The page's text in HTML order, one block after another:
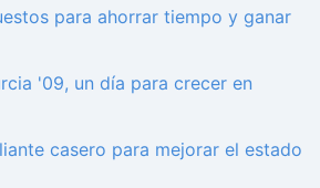
para ahorrar tiempo y ganar
'09, un día para crecer en
casero para mejorar el estado